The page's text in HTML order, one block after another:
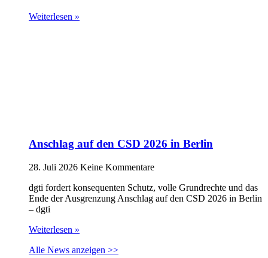
Weiterlesen »
Anschlag auf den CSD 2026 in Berlin
28. Juli 2026 Keine Kommentare
dgti fordert konsequenten Schutz, volle Grundrechte und das
Ende der Ausgrenzung Anschlag auf den CSD 2026 in Berlin
– dgti
Weiterlesen »
Alle News anzeigen >>